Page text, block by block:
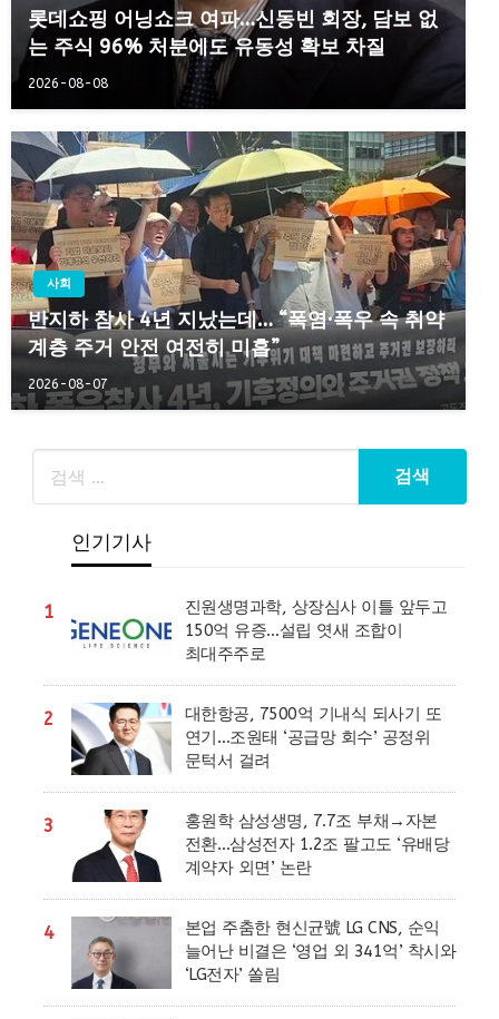
롯데쇼핑 어닝쇼크 여파…신동빈 회장, 담보 없
는 주식 96% 처분에도 유동성 확보 차질
2026-08-08
사회
반지하 참사 4년 지났는데… “폭염·폭우 속 취약
계층 주거 안전 여전히 미흡”
2026-08-07
인기기사
1
진원생명과학, 상장심사 이틀 앞두고
150억 유증…설립 엿새 조합이
최대주주로
2
대한항공, 7500억 기내식 되사기 또
연기…조원태 ‘공급망 회수’ 공정위
문턱서 걸려
3
홍원학 삼성생명, 7.7조 부채→자본
전환…삼성전자 1.2조 팔고도 ‘유배당
계약자 외면’ 논란
4
본업 주춤한 현신균號 LG CNS, 순익
늘어난 비결은 ‘영업 외 341억’ 착시와
‘LG전자’ 쏠림